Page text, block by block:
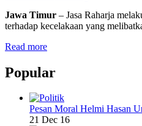
Jawa Timur – Jasa Raharja
terhadap kecelakaan yang
Read more
Popular
Pesan Moral Helmi Hasan
21 Dec 16